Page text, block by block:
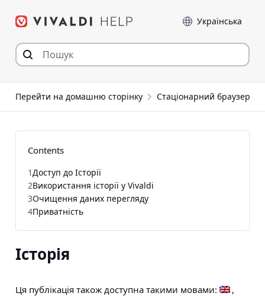
Мова
Перейти на домашню сторінку Стаціонарний браузер
Історія
Ця публікація також доступна такими мовами:
Contents
1Доступ до Історії
2Використання історії у Vivaldi
3Очищення даних перегляду
4Приватність